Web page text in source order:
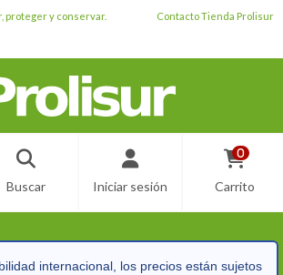
proteger y conservar. Contacto Tienda Prolisur
Buscar Iniciar sesión
0
Carrito
internacional, los precios están sujetos